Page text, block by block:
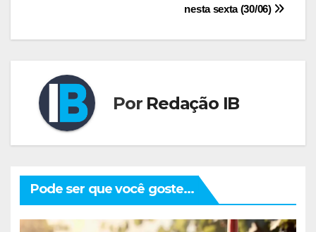
nesta sexta (30/06)
Por Redação IB
Pode ser que você goste...